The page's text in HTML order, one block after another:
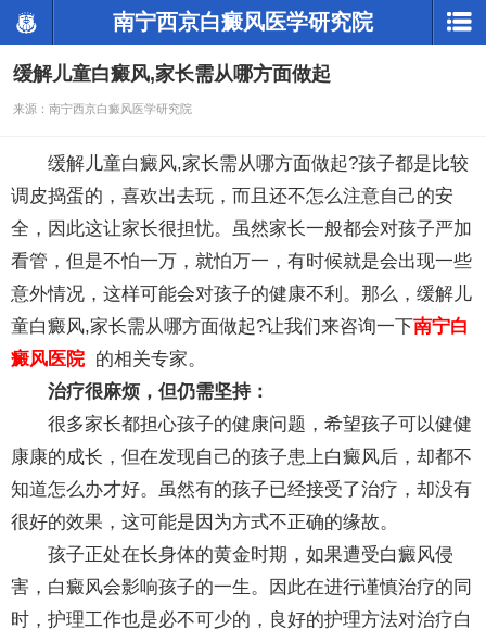
南宁西京白癜风医学研究院
缓解儿童白癜风,家长需从哪方面做起
来源：南宁西京白癜风医学研究院
缓解儿童白癜风,家长需从哪方面做起?孩子都是比较
调皮捣蛋的，喜欢出去玩，而且还不怎么注意自己的安
全，因此这让家长很担忧。虽然家长一般都会对孩子严加
看管，但是不怕一万，就怕万一，有时候就是会出现一些
意外情况，这样可能会对孩子的健康不利。那么，缓解儿
童白癜风,家长需从哪方面做起?让我们来咨询一下南宁白
癜风医院 的相关专家。
治疗很麻烦，但仍需坚持：
很多家长都担心孩子的健康问题，希望孩子可以健健
康康的成长，但在发现自己的孩子患上白癜风后，却都不
知道怎么办才好。虽然有的孩子已经接受了治疗，却没有
很好的效果，这可能是因为方式不正确的缘故。
孩子正处在长身体的黄金时期，如果遭受白癜风侵
害，白癜风会影响孩子的一生。因此在进行谨慎治疗的同
时，护理工作也是必不可少的，良好的护理方法对治疗白